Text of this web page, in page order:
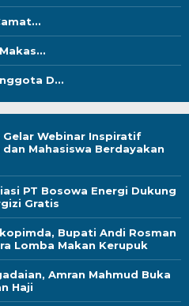
D...
Gelar Webinar Inspiratif
Mahasiswa Berdayakan
PT Bosowa Energi Dukung
Gratis
Bupati Andi Rosman
Lomba Makan Kerupuk
Amran Mahmud Buka
Haji